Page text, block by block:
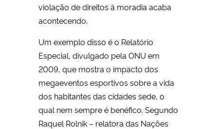
violação de direitos à moradia acaba
acontecendo.
Um exemplo disso é o Relatório
Especial, divulgado pela ONU em
2009, que mostra o impacto dos
megaeventos esportivos sobre a vida
dos habitantes das cidades sede, o
qual nem sempre é benéfico. Segundo
Raquel Rolnik – relatora das Nações